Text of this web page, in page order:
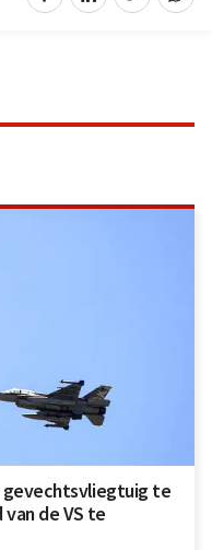
gevechtsvliegtuig te
de VS te